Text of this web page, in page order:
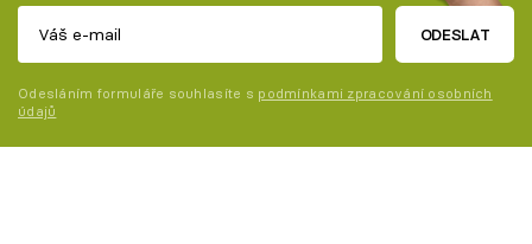
ODESLAT
Odesláním formuláře souhlasíte s podmínkami zpracování osobních
údajů